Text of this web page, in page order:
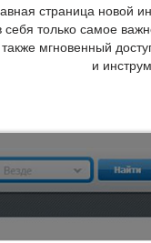
страница новой
только самое
мгновенный
и